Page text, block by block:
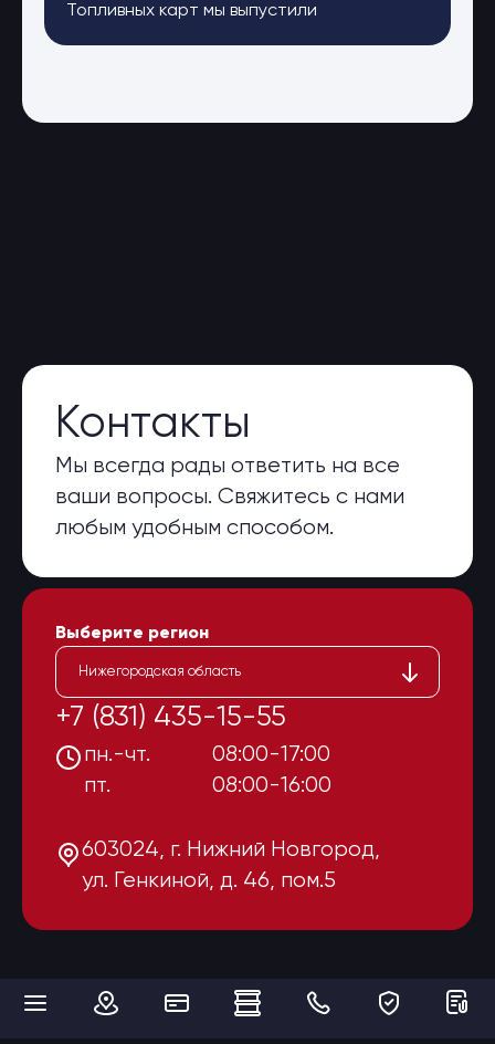
Топливных карт мы выпустили
Контакты
Мы всегда рады ответить на все
ваши вопросы. Свяжитесь с нами
любым удобным способом.
Выберите регион
Нижегородская область
+7 (831) 435-15-55
пн.-чт.
пт.
08:00-17:00
08:00-16:00
603024, г. Нижний Новгород,
ул. Генкиной, д. 46, пом.5